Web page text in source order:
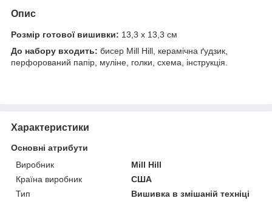
Опис
Розмір готової вишивки: 13,3 х 13,3 см
До набору входить: бисер Mill Hill, керамічна ґудзик,
перфорований папір, муліне, голки, схема, інструкція.
Характеристики
Основні атрибути
Виробник
Mill Hill
Країна виробник
США
Тип
Вишивка в змішаній техніці